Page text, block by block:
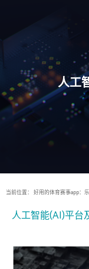
人工
当前位置： 好用的体育赛事app：
人工智能(AI)平台